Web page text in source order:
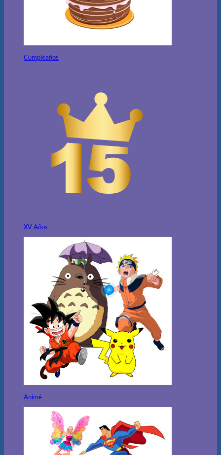
Cumpleaños
XV Años
Animé